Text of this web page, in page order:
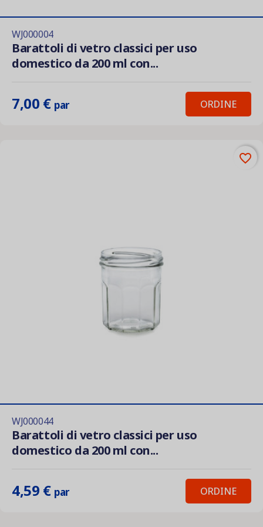
WJ000004
Barattoli di vetro classici per uso
domestico da 200 ml con...
7,00 € par ORDINE
WJ000044
Barattoli di vetro classici per uso
domestico da 200 ml con...
4,59 € par ORDINE
favorite_border